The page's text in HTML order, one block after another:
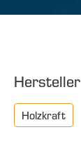
Hersteller
Holzkraft